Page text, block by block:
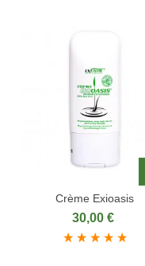
Crème Exioasis
30,00 €